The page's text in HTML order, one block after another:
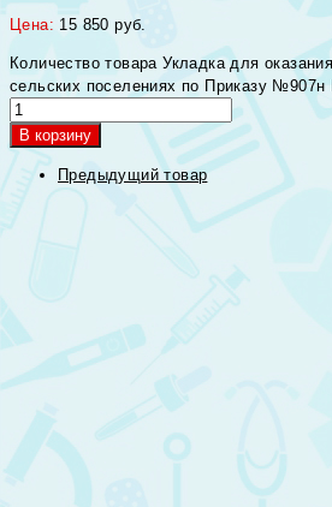
Цена: 15 850 руб.
Количество товара Укладка для
сельских поселениях по Приказу
В корзину
Предыдущий товар